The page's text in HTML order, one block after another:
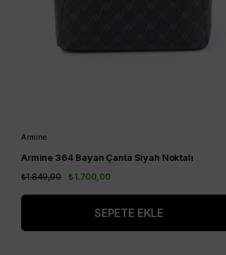
Armine
Armine 364 Bayan Çanta Siyah Noktalı
₺1.700,00
₺1.849,90
SEPETE EKLE